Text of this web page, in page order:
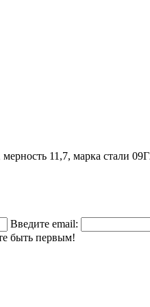
11,7, марка стали
Введите email:
быть первым!